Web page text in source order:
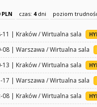
PLN czas: 4dni poziom
11 | Kraków / Wirtualna sala
08 | Warszawa / Wirtualna sala
13 | Kraków / Wirtualna sala
17 | Warszawa / Wirtualna sala
08 | Kraków / Wirtualna sala